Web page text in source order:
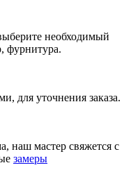
необходимый
фурнитура.
для уточнения заказа.
наш мастер свяжется с
замеры